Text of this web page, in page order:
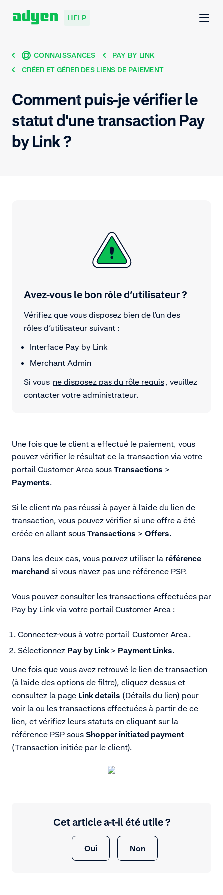
HELP
CONNAISSANCES
PAY BY LINK
CRÉER ET GÉRER DES LIENS DE PAIEMENT
Comment puis-je vérifier le
statut d'une transaction Pay
by Link ?
Avez-vous le bon rôle d’utilisateur ?
Vérifiez que vous disposez bien de l’un des
rôles d’utilisateur suivant :
Interface Pay by Link
Merchant Admin
Si vous ne disposez pas du rôle requis, veuillez
contacter votre administrateur.
Une fois que le client a effectué le paiement, vous
pouvez vérifier le résultat de la transaction via votre
portail Customer Area sous Transactions >
Payments.
Si le client n'a pas réussi à payer à l'aide du lien de
transaction, vous pouvez vérifier si une offre a été
créée en allant sous Transactions > Offers.
Dans les deux cas, vous pouvez utiliser la référence
marchand si vous n'avez pas une référence PSP.
Vous pouvez consulter les transactions effectuées par
Pay by Link via votre portail Customer Area :
Connectez-vous à votre portail Customer Area.
Sélectionnez Pay by Link > Payment Links.
Une fois que vous avez retrouvé le lien de transaction
(à l'aide des options de filtre), cliquez dessus et
consultez la page Link details (Détails du lien) pour
voir la ou les transactions effectuées à partir de ce
lien, et vérifiez leurs statuts en cliquant sur la
référence PSP sous Shopper initiated payment
(Transaction initiée par le client).
Cet article a-t-il été utile ?
Oui Non